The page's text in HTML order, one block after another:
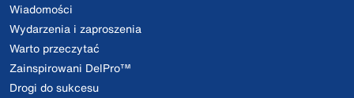
Wiadomości
Wydarzenia i zaproszenia
Warto przeczytać
Zainspirowani DelPro™
Drogi do sukcesu